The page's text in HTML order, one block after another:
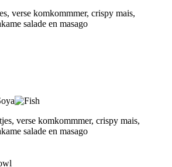
verse komkommmer, crispy mais,
salade en masago
verse komkommmer, crispy mais,
salade en masago